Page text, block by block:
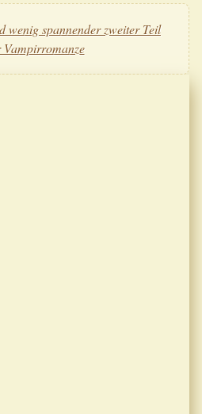
wenig spannender zweiter Teil
Vampirromanze